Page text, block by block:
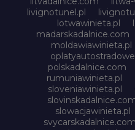
livignotunel.pl
lotwawinieta.pl
madarskadalnice.com
moldawiawinieta.pl
polskadalnice.com
rumuniawinieta.pl
sloveniawinieta.pl
slowacjawinieta.pl
svycarskadalnice.com